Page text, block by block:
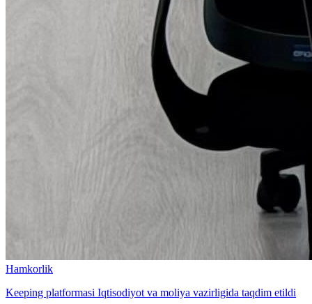
Hamkorlik
Keeping platformasi Iqtisodiyot va moliya vazirligida taqdim etildi